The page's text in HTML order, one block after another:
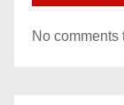
No comments